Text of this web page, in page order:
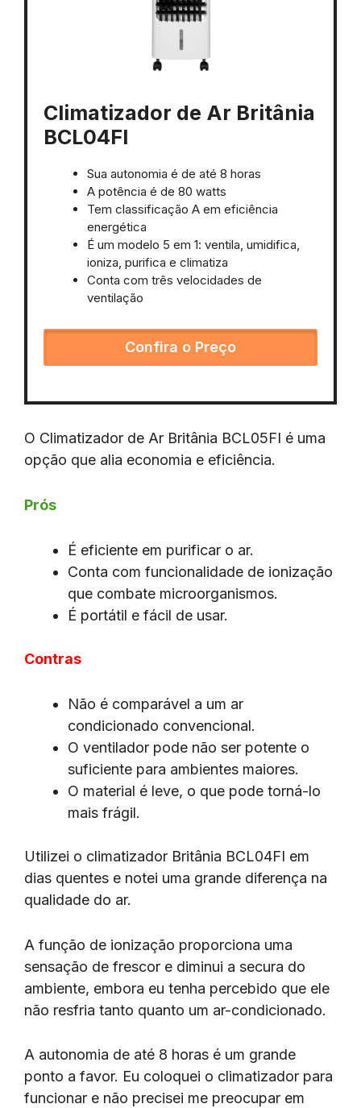
Climatizador de Ar Britânia
BCL04FI
Sua autonomia é de até 8 horas
A potência é de 80 watts
Tem classificação A em eficiência
energética
É um modelo 5 em 1: ventila, umidifica,
ioniza, purifica e climatiza
Conta com três velocidades de
ventilação
Confira o Preço
O Climatizador de Ar Britânia BCL05FI é uma
opção que alia economia e eficiência.
Prós
É eficiente em purificar o ar.
Conta com funcionalidade de ionização
que combate microorganismos.
É portátil e fácil de usar.
Contras
Não é comparável a um ar
condicionado convencional.
O ventilador pode não ser potente o
suficiente para ambientes maiores.
O material é leve, o que pode torná-lo
mais frágil.
Utilizei o climatizador Britânia BCL04FI em
dias quentes e notei uma grande diferença na
qualidade do ar.
A função de ionização proporciona uma
sensação de frescor e diminui a secura do
ambiente, embora eu tenha percebido que ele
não resfria tanto quanto um ar-condicionado.
A autonomia de até 8 horas é um grande
ponto a favor. Eu coloquei o climatizador para
funcionar e não precisei me preocupar em